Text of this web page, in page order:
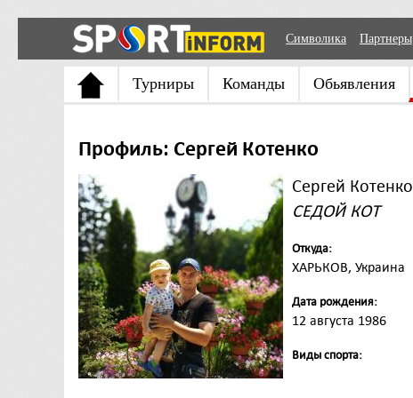
Символика Партнеры
Турниры Команды Обьявления
Профиль: Сергей Котенко
Сергей Котенко
СЕДОЙ КОТ
Откуда:
ХАРЬКОВ, Украина
Дата рождения:
12 августа 1986
Виды спорта: